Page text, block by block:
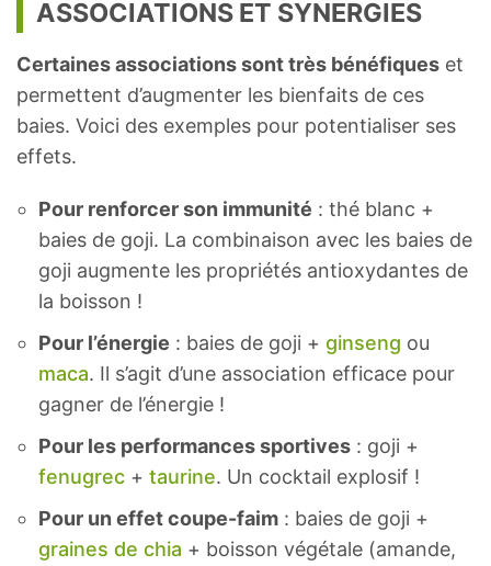
ASSOCIATIONS ET SYNERGIES
Certaines associations sont très bénéfiques et
permettent d’augmenter les bienfaits de ces
baies. Voici des exemples pour potentialiser ses
effets.
Pour renforcer son immunité : thé blanc +
baies de goji. La combinaison avec les baies de
goji augmente les propriétés antioxydantes de
la boisson !
Pour l’énergie : baies de goji + ginseng ou
maca. Il s’agit d’une association efficace pour
gagner de l’énergie !
Pour les performances sportives : goji +
fenugrec + taurine. Un cocktail explosif !
Pour un effet coupe-faim : baies de goji +
graines de chia + boisson végétale (amande,